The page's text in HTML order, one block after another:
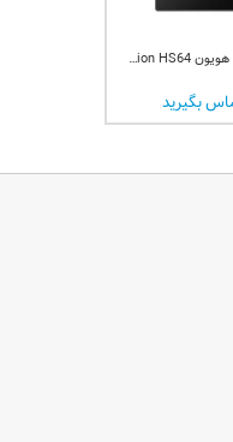
قلم نوری هویون Huion HS64
بگیرید